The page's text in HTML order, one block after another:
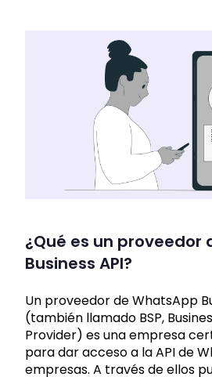
¿Qué es un proveedor
Business API?
Un proveedor de WhatsApp
(también llamado BSP,
Provider) es una empresa
para dar acceso a la API de
empresas. A través de ellos